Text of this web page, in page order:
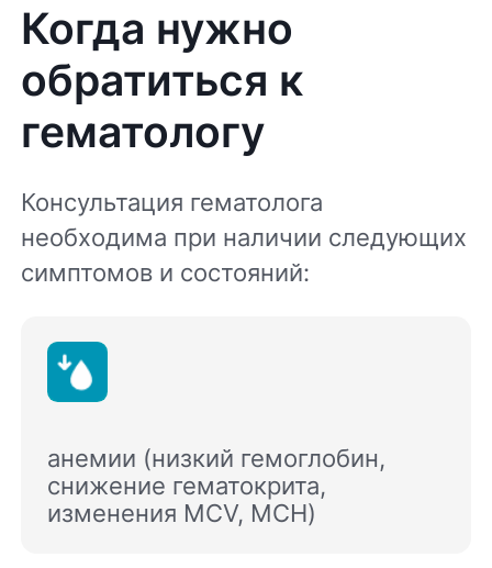
Когда нужно
обратиться к
гематологу
Консультация гематолога
необходима при наличии следующих
симптомов и состояний:
анемии (низкий гемоглобин,
снижение гематокрита,
изменения MCV, MCH)